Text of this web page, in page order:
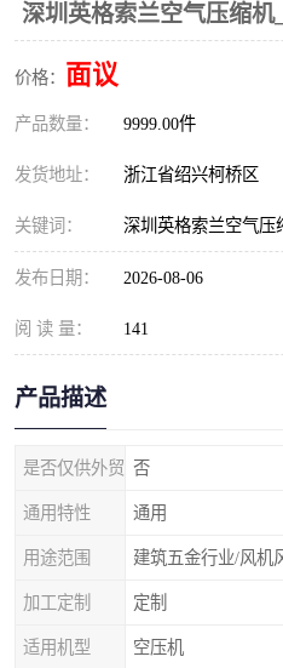
深圳英格索兰空气压缩机
价格： 面议
产品数量： 9999.00件
发货地址： 浙江省绍兴柯桥区
关键词： 深圳英格索兰空气压
发布日期： 2026-08-06
阅 读 量： 141
产品描述
是否仅供外贸 否
通用特性 通用
用途范围 建筑五金行业/风机
加工定制 定制
适用机型 空压机
CAMERON空压机维修